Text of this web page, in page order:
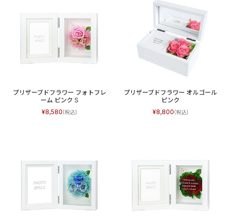
プリザーブドフラワー フォトフレ
ーム ピンク S
8,580
プリザーブドフラワー オルゴール
ピンク
8,800